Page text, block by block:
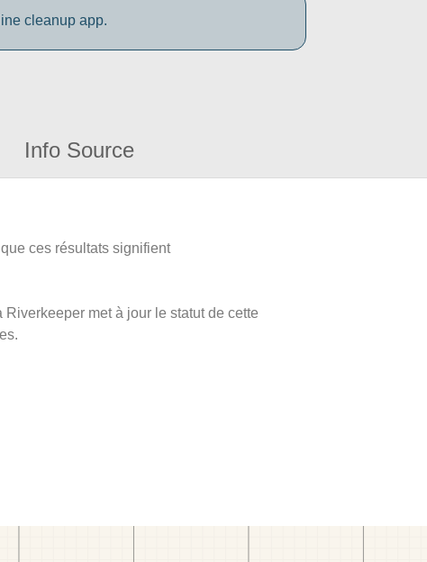
cleanup app.
Info Source
ces résultats signifient
met à jour le statut de cette